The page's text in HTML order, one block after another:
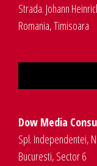
Strada. Johann
Romania, Timisoara
Dow Media
Spl. Independentei,
Bucuresti, Sector 6